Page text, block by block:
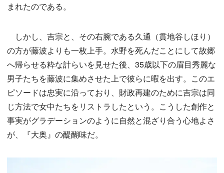
まれたのである。
しかし、吉宗と、その右腕である久通（貫地谷しほり）
の方が藤波よりも一枚上手。水野を死んだことにして故郷
へ帰らせる粋な計らいを見せた後、35歳以下の眉目秀麗な
男子たちを藤波に集めさせた上で彼らに暇を出す。このエ
ピソードは忠実に沿っており、財政再建のために吉宗は同
じ方法で女中たちをリストラしたという。こうした創作と
事実がグラデーションのように自然と混ざり合う心地よさ
が、『大奥』の醍醐味だ。